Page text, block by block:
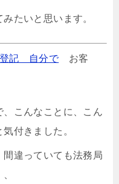
たいと思います。
記 自分でお客
こんなことに、こん
付きました。
違っていても法務局